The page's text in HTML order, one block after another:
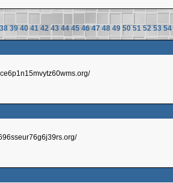
38 39 40 41 42 43 44 45 46 47 48 49 50 51 52 53 54